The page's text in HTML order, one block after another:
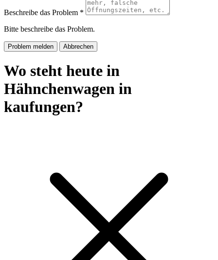
Beschreibe das Problem *
Bitte beschreibe das Problem.
Problem melden Abbrechen
Wo steht heute in
Hähnchenwagen in
kaufungen?